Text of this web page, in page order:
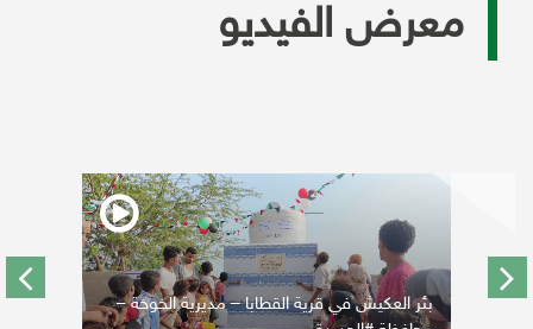
معرض الفيديو
بئر العكيش في قرية القطابا – مديرية الخوخة –